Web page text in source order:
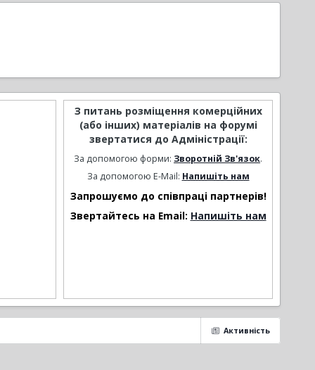
З питань розміщення комерційних
(або інших) матеріалів на форумі
звертатися до Адміністрації:
За допомогою форми: Зворотній Зв'язок.
За допомогою E-Mail: Напишіть нам
Запрошуємо до співпраці партнерів!
Звертайтесь на Email: Напишіть нам
Активність